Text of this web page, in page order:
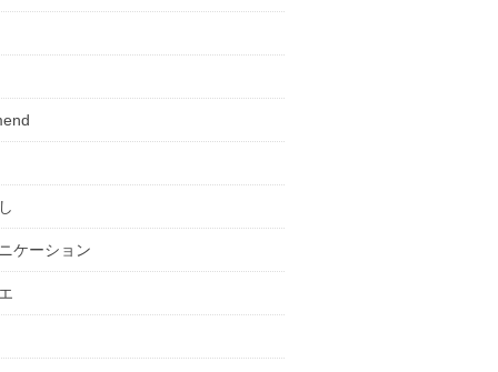
ケーション